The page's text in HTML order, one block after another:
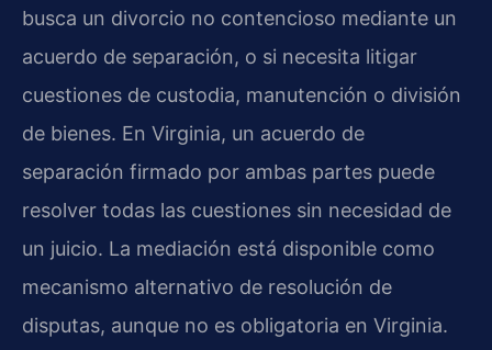
busca un divorcio no contencioso mediante un
acuerdo de separación, o si necesita litigar
cuestiones de custodia, manutención o división
de bienes. En Virginia, un acuerdo de
separación firmado por ambas partes puede
resolver todas las cuestiones sin necesidad de
un juicio. La mediación está disponible como
mecanismo alternativo de resolución de
disputas, aunque no es obligatoria en Virginia.